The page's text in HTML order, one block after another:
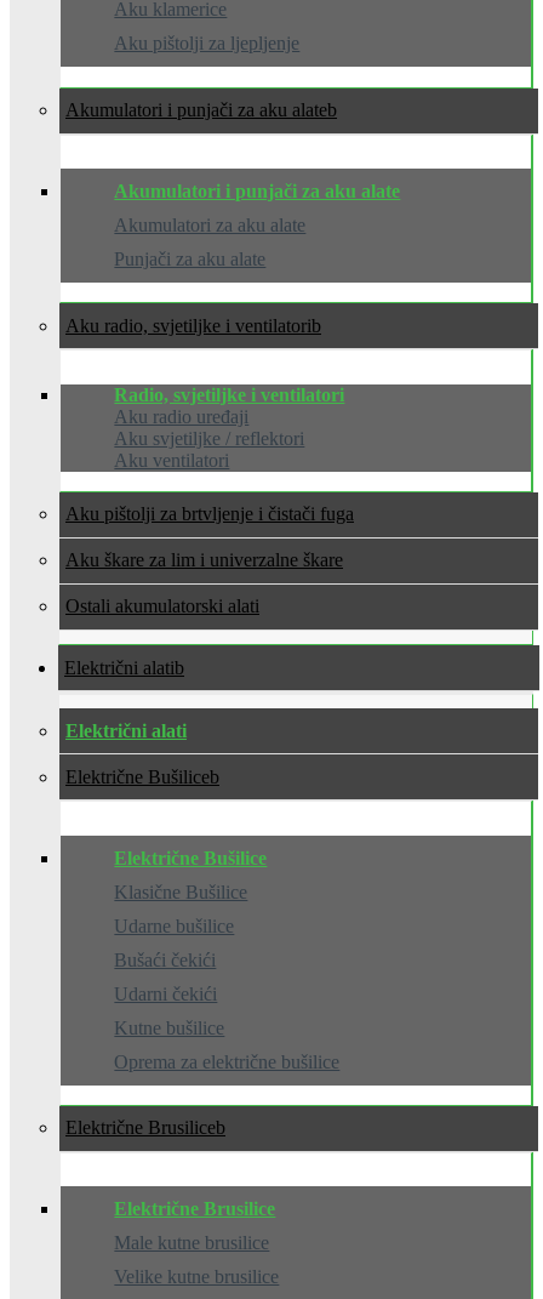
Aku klamerice
Aku pištolji za ljepljenje
Akumulatori i punjači za aku alate
Akumulatori i punjači za aku alate
Akumulatori za aku alate
Punjači za aku alate
Aku radio, svjetiljke i ventilatori
Radio, svjetiljke i ventilatori
Aku radio uređaji
Aku svjetiljke / reflektori
Aku ventilatori
Aku pištolji za brtvljenje i čistači fuga
Aku škare za lim i univerzalne škare
Ostali akumulatorski alati
Električni alati
Električni alati
Električne Bušilice
Električne Bušilice
Klasične Bušilice
Udarne bušilice
Bušaći čekići
Udarni čekići
Kutne bušilice
Oprema za električne bušilice
Električne Brusilice
Električne Brusilice
Male kutne brusilice
Velike kutne brusilice